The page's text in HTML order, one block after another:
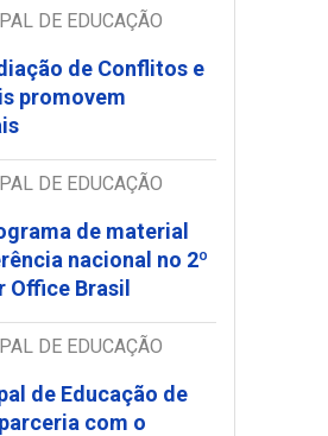
DE EDUCAÇÃO
de Conflitos e
promovem
DE EDUCAÇÃO
de material
nacional no 2º
Office Brasil
DE EDUCAÇÃO
de Educação de
com o